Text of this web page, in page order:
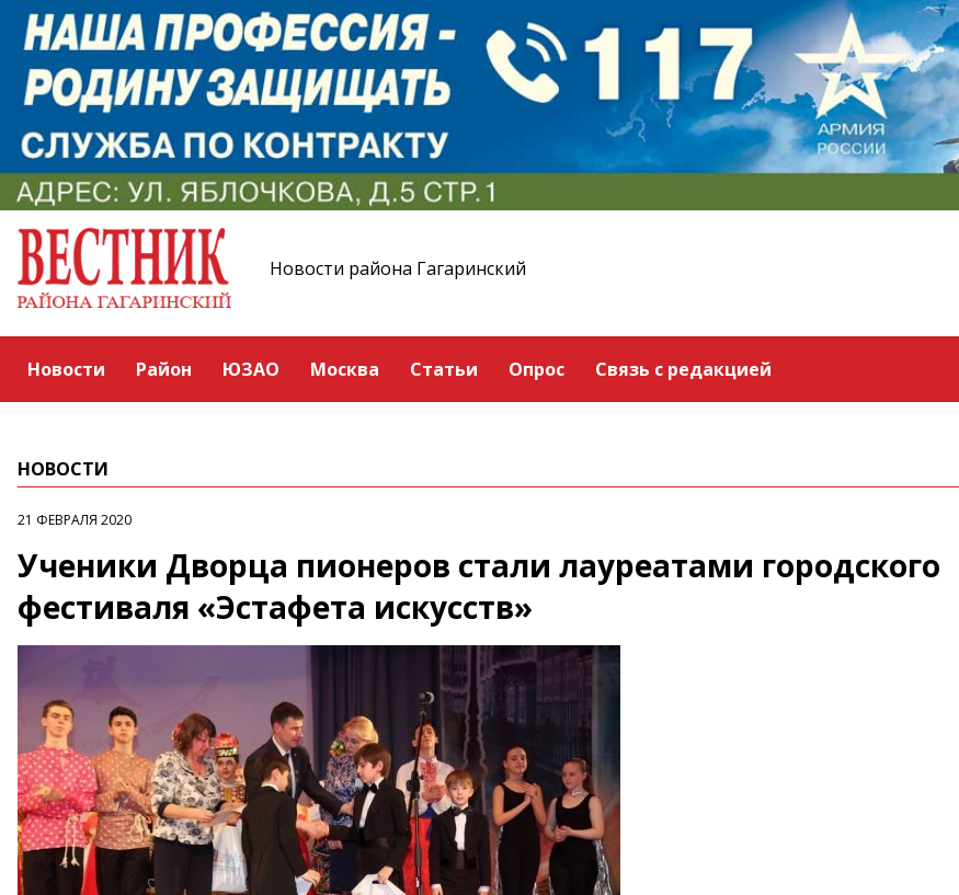
Новости района Гагаринский
Новости Район ЮЗАО Москва Статьи Опрос Связь с редакцией
НОВОСТИ
21 ФЕВРАЛЯ 2020
Ученики Дворца пионеров стали лауреатами городского
фестиваля «Эстафета искусств»